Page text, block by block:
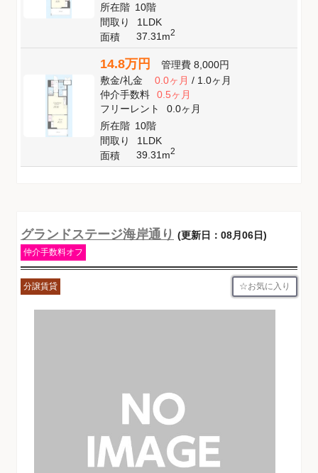
所在階 10階
間取り
1LDK
面積
37.31m2
14.8万円 管理費 8,000円
敷金/礼金 0.0ヶ月/ 1.0ヶ月
仲介手数料
0.5ヶ月
フリーレント
0.0ヶ月
所在階 10階
間取り
1LDK
面積
39.31m2
グランドステージ海岸通り (更新日：08月06日)
仲介手数料オフ
分譲賃貸 お気に入り